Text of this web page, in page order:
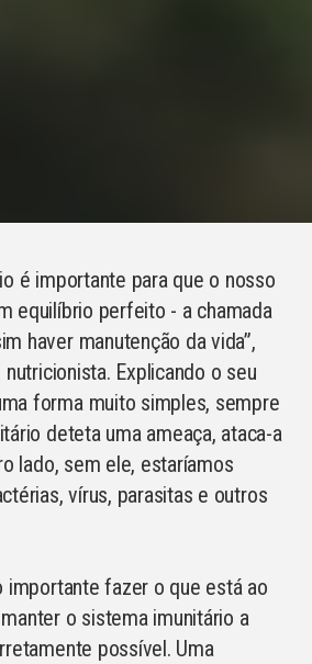
é importante para que o nosso
equilíbrio perfeito - a chamada
haver manutenção da vida”,
nutricionista. Explicando o seu
forma muito simples, sempre
deteta uma ameaça, ataca-a
lado, sem ele, estaríamos
vírus, parasitas e outros
importante fazer o que está ao
o sistema imunitário a
possível. Uma